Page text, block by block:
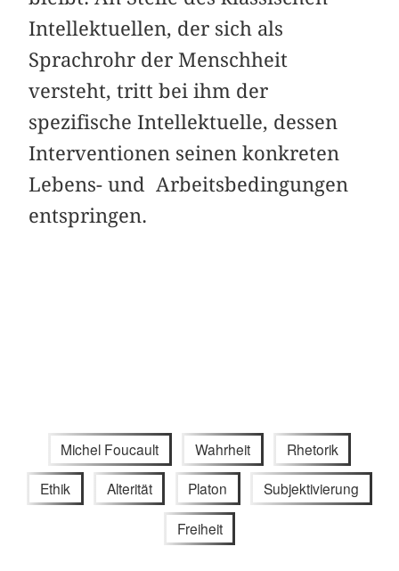
Intellektuellen, der sich als
Sprachrohr der Menschheit
versteht, tritt bei ihm der
spezifische Intellektuelle, dessen
Interventionen seinen konkreten
Lebens- und Arbeitsbedingungen
entspringen.
Michel Foucault Wahrheit Rhetorik
Ethik Alterität Platon Subjektivierung
Freiheit